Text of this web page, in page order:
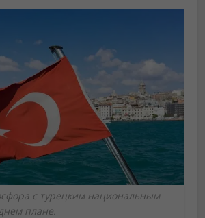
с турецким национальным
плане.